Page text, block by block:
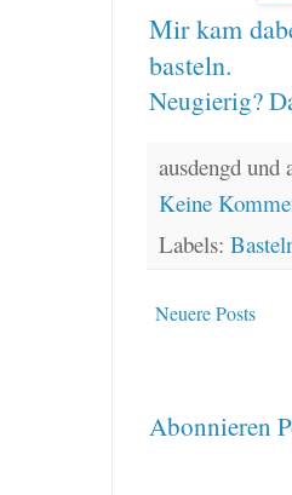
Mir kam
basteln.
Neugierig?
ausdengd
Keine
Labels:
Neuere Posts
Abonnieren